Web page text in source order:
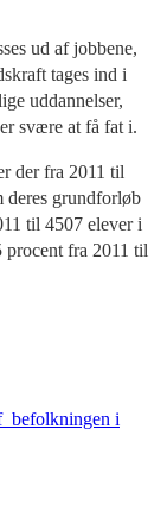
ud af jobbene,
tages ind i
uddannelser,
svære at få fat i.
der fra 2011 til
deres grundforløb
til 4507 elever i
procent fra 2011 til
befolkningen i